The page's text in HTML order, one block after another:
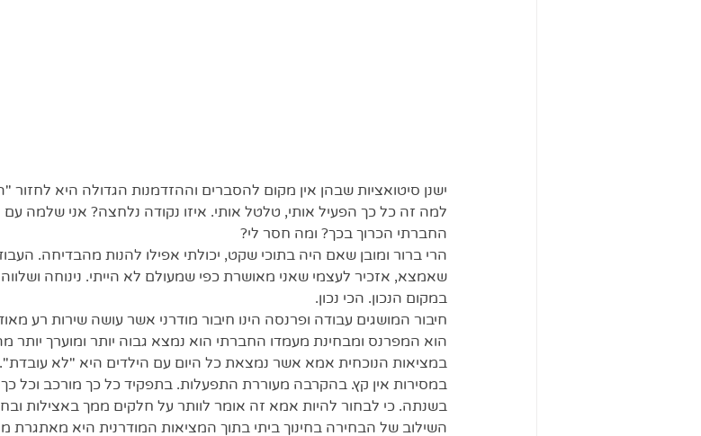
ישנן סיטואציות שבהן אין מקום להסברים וההזדמנות הגדולה היא
למה זה כל כך הפעיל אותי, טלטל אותי. איזו נקודה נלחצה? אני שלמה
החברתי הכרוך בכך? ומה חסר לי?
הרי ברור ומובן שאם היה בתוכי שקט, יכולתי אפילו להנות מהבדיחה.
שאמצא, אזכיר לעצמי שאני מאושרת כפי שמעולם לא הייתי. נינוחה
במקום הנכון. הכי נכון.
חיבור המושגים עבודה ופרנסה הינו חיבור מודרני אשר עושה שירות רע
הוא המפרנס ומבחינת מעמדו החברתי הוא נמצא גבוה יותר ומוערך
במציאות הנוכחית אמא אשר נמצאת כל היום עם הילדים היא "לא
במסירות אין קץ. בהקרבה מעוררת התפעלות. בתפקיד כל כך מורכב וכל
בשנתה. כי לבחור להיות אמא זה אומר לוותר על חלקים ממך באצילות
השילוב של הבחירה בחינוך ביתי בתוך המציאות המודרנית היא מאתגרת